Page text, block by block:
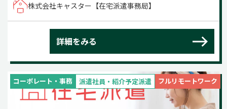
株式会社キャスター【在宅派遣事務局】
詳細をみる
コーポレート・事務 派遣社員・紹介予定派遣 フルリモートワーク